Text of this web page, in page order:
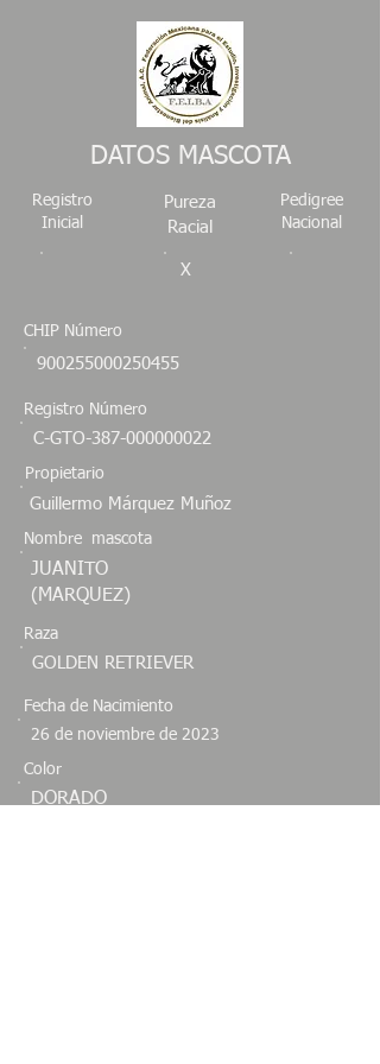
DATOS MASCOTA
Registro
Inicial
Pureza
Racial
X
Pedigree
Nacional
CHIP Número
900255000250455
Registro Número
C-GTO-387-000000022
Propietario
Guillermo Márquez Muñoz
Nombre mascota
JUANITO
(MARQUEZ)
Raza
GOLDEN RETRIEVER
Fecha de Nacimiento
26 de noviembre de 2023
Color
DORADO